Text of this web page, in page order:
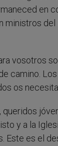
en
ministros del
vosotros
camino.
os
queridos
y a la
Este es el